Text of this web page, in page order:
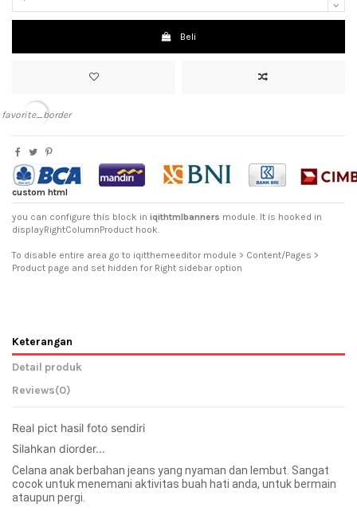
Beli
favorite_border
custom html
you can configure this block in iqithtmlbanners module. It is hooked in
displayRightColumnProduct hook.
To disable entire area go to iqitthemeeditor module > Content/Pages >
Product page and set hidden for Right sidebar option
Keterangan
Detail produk
Reviews(0)
Real pict hasil foto sendiri
Silahkan diorder...
Celana anak berbahan jeans yang nyaman dan lembut. Sangat
cocok untuk menemani aktivitas buah hati anda, untuk bermain
ataupun pergi.